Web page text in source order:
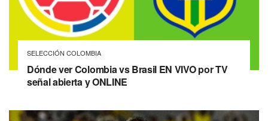
SELECCIÓN COLOMBIA
Dónde ver Colombia vs Brasil EN VIVO por TV
señal abierta y ONLINE